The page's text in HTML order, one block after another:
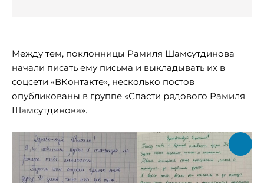
Между тем, поклонницы Рамиля Шамсутдинова
начали писать ему письма и выкладывать их в
соцсети «ВКонтакте», несколько постов
опубликованы в группе «Спасти рядового Рамиля
Шамсутдинова».